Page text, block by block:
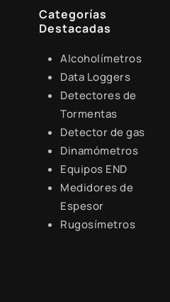
Categorías
Destacadas
Alcoholímetros
Data Loggers
Detectores de
Tormentas
Detector de gas
Dinamómetros
Equipos END
Medidores de
Espesor
Rugosímetros